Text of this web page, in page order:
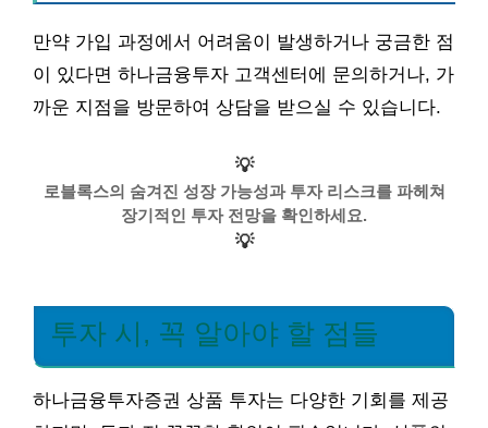
만약 가입 과정에서 어려움이 발생하거나 궁금한 점
이 있다면 하나금융투자 고객센터에 문의하거나, 가
까운 지점을 방문하여 상담을 받으실 수 있습니다.
💡
로블록스의 숨겨진 성장 가능성과 투자 리스크를 파헤쳐
장기적인 투자 전망을 확인하세요.
💡
투자 시, 꼭 알아야 할 점들
하나금융투자증권 상품 투자는 다양한 기회를 제공